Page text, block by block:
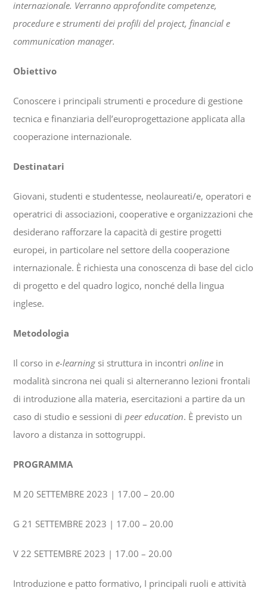
internazionale. Verranno approfondite competenze,
procedure e strumenti dei profili delproject, financial e
communication manager.
Obiettivo
Conoscere i principali strumenti e procedure di gestione
tecnica e finanziaria dell’europrogettazione applicata alla
cooperazione internazionale.
Destinatari
Giovani, studenti e studentesse, neolaureati/e, operatori e
operatrici di associazioni, cooperative e organizzazioni che
desiderano rafforzare la capacità di gestire progetti
europei, in particolare nel settore della cooperazione
internazionale. È richiesta una conoscenza di base del ciclo
di progetto e del quadro logico, nonché della lingua
inglese.
Metodologia
Il corso ine-learning si struttura in incontri online in
modalità sincrona nei quali si alterneranno lezioni frontali
di introduzione alla materia, esercitazioni a partire da un
caso di studio e sessioni dipeer education. È previsto un
lavoro a distanza in sottogruppi.
PROGRAMMA
M 20 SETTEMBRE 2023 | 17.00 – 20.00
G 21 SETTEMBRE 2023 | 17.00 – 20.00
V 22 SETTEMBRE 2023 | 17.00 – 20.00
Introduzione e patto formativo, I principali ruoli e attività